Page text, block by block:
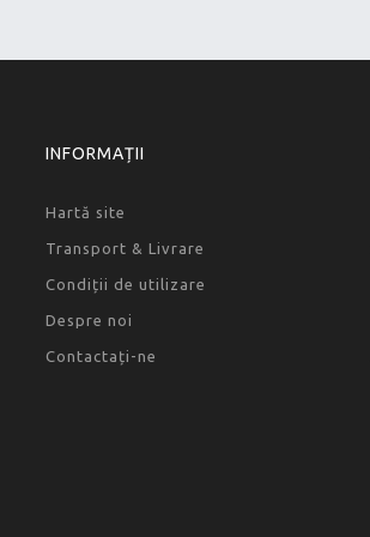
INFORMAȚII
Hartă site
Transport & Livrare
Condiții de utilizare
Despre noi
Contactați-ne